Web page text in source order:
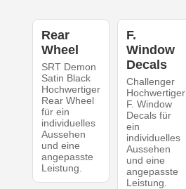
Rear
Wheel
SRT Demon
Satin Black
Hochwertiger
Rear Wheel
für ein
individuelles
Aussehen
und eine
angepasste
Leistung.
F.
Window
Decals
Challenger
Hochwertiger
F. Window
Decals für
ein
individuelles
Aussehen
und eine
angepasste
Leistung.